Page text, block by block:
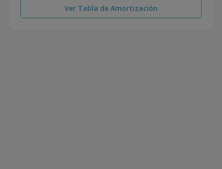
Ver Tabla de Amortización